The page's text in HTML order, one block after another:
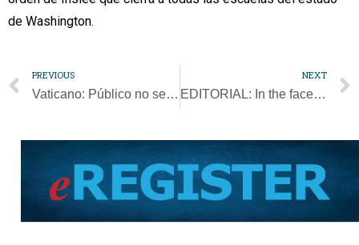
de Washington.
PREVIOUS
Vaticano: Público no será admitido a liturgias papales de Semana Santa
NEXT
EDITORIAL: In the face of a pandemic, leave no one behind